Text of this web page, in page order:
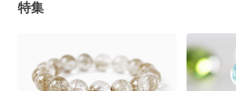
特集